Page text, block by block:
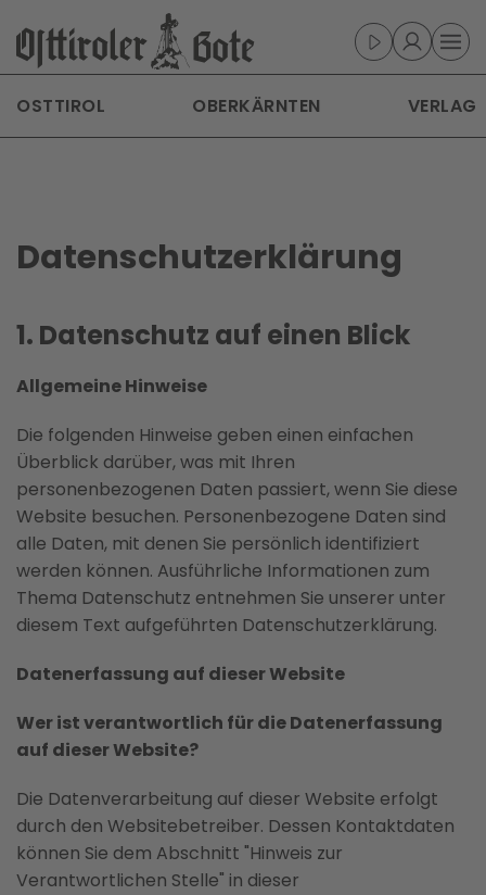
Skip to main content
OSTTIROL OBERKÄRNTEN VERLAG
Datenschutzerklä­rung
1. Datenschutz auf einen Blick
Allgemeine Hinweise
Die folgenden Hinweise geben einen einfachen
Überblick darüber, was mit Ihren
personenbezogenen Daten passiert, wenn Sie diese
Website besuchen. Personenbezogene Daten sind
alle Daten, mit denen Sie persönlich identifiziert
werden können. Ausführliche Informationen zum
Thema Datenschutz entnehmen Sie unserer unter
diesem Text aufgeführten Datenschutzerklärung.
Datenerfassung auf dieser Website
Wer ist verantwortlich für die Datenerfassung
auf dieser Website?
Die Datenverarbeitung auf dieser Website erfolgt
durch den Websitebetreiber. Dessen Kontaktdaten
können Sie dem Abschnitt "Hinweis zur
Verantwortlichen Stelle" in dieser